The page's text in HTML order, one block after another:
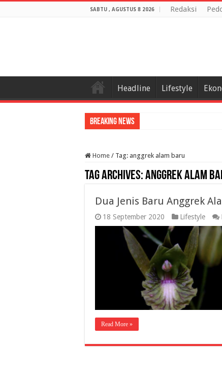
SABTU , AGUSTUS 8 2026 Redaksi
Headline Lifestyle
Breaking News
Home / Tag: anggrek alam baru
Tag Archives:anggrek alam
Dua Jenis Baru Anggrek
18 September 2020 Lifestyle
Read More »